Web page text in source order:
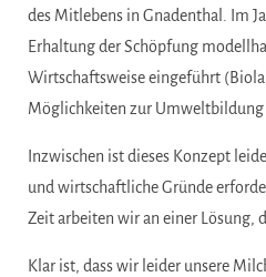
des Mitlebens in Gnadenthal. Im
Erhaltung der Schöpfung
Wirtschaftsweise eingeführt
Möglichkeiten zur Umweltbildung
Inzwischen ist dieses Konzept
und wirtschaftliche Gründe
Zeit arbeiten wir an einer Lösung,
Klar ist, dass wir leider unsere